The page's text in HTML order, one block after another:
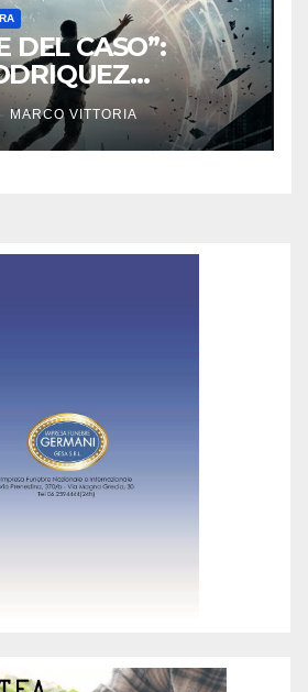
DEL CASO”:
CON UN
CONFINE TRA
MANIPOLAZIONE
MARCO VITTORIA